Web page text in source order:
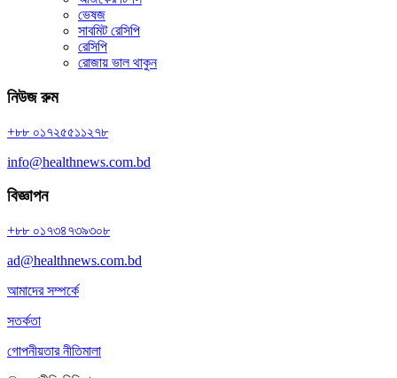
ভেষজ
সাবমিট রেসিপি
রেসিপি
রোজায় ভাল থাকুন
নিউজ রুম
+৮৮ ০১৭২৫৫১১২৭৮
info@healthnews.com.bd
বিজ্ঞাপন
+৮৮ ০১৭৩৪৭৩৯৩০৮
ad@healthnews.com.bd
আমাদের সম্পর্কে
সতর্কতা
গোপনীয়তার নীতিমালা